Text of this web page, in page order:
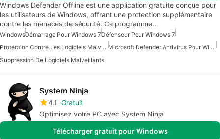
Windows Defender Offline est une application gratuite conçue pour
les utilisateurs de Windows, offrant une protection supplémentaire
contre les menaces de sécurité. Ce programme…
WindowsDémarrage Pour Windows 7Défenseur Pour Windows 7
Protection Contre Les Logiciels Malveillants Pour Windows
Microsoft Defender Antivirus Pour Windows
Suppression De Logiciels Malveillants
System Ninja
4.1 Gratuit
Optimisez votre PC avec System Ninja
Télécharger gratuit pour Windows